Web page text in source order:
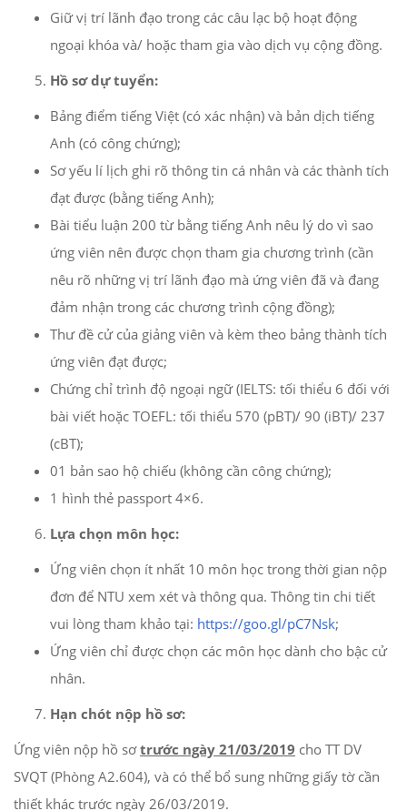
Giữ vị trí lãnh đạo trong các câu lạc bộ hoạt động
ngoại khóa và/ hoặc tham gia vào dịch vụ cộng đồng.
Hồ sơ dự tuyển:
Bảng điểm tiếng Việt (có xác nhận) và bản dịch tiếng
Anh (có công chứng);
Sơ yếu lí lịch ghi rõ thông tin cá nhân và các thành tích
đạt được (bằng tiếng Anh);
Bài tiểu luận 200 từ bằng tiếng Anh nêu lý do vì sao
ứng viên nên được chọn tham gia chương trình (cần
nêu rõ những vị trí lãnh đạo mà ứng viên đã và đang
đảm nhận trong các chương trình cộng đồng);
Thư đề cử của giảng viên và kèm theo bảng thành tích
ứng viên đạt được;
Chứng chỉ trình độ ngoại ngữ (IELTS: tối thiểu 6 đối với
bài viết hoặc TOEFL: tối thiểu 570 (pBT)/ 90 (iBT)/ 237
(cBT);
01 bản sao hộ chiếu (không cần công chứng);
1 hình thẻ passport 4×6.
Lựa chọn môn học:
Ứng viên chọn ít nhất 10 môn học trong thời gian nộp
đơn để NTU xem xét và thông qua. Thông tin chi tiết
vui lòng tham khảo tại: https://goo.gl/pC7Nsk;
Ứng viên chỉ được chọn các môn học dành cho bậc cử
nhân.
Hạn chót nộp hồ sơ:
Ứng viên nộp hồ sơtrước ngày 21/03/2019 cho TT DV
SVQT (Phòng A2.604), và có thể bổ sung những giấy tờ cần
thiết khác trước ngày 26/03/2019.